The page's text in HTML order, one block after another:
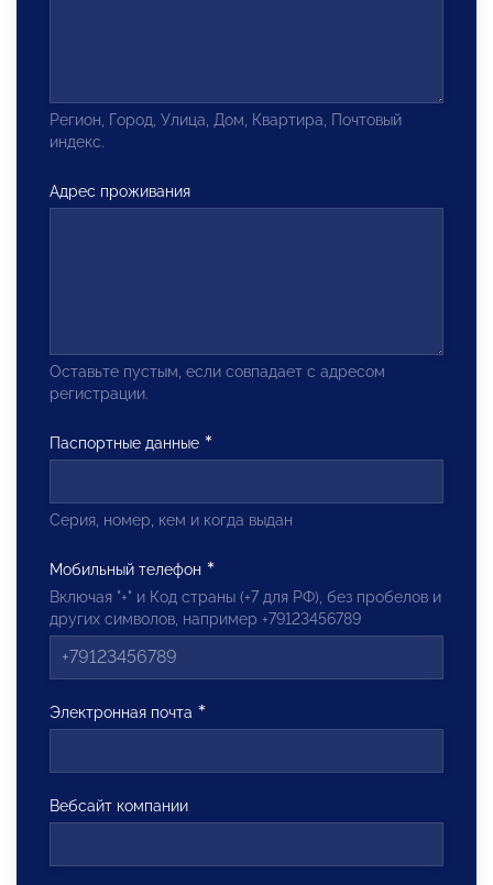
Регион, Город, Улица, Дом, Квартира, Почтовый
индекс.
Адрес проживания
Оставьте пустым, если совпадает с адресом
регистрации.
Паспортные данные
Серия, номер, кем и когда выдан
Мобильный телефон
Включая "+" и Код страны (+7 для РФ), без пробелов и
других символов, например +79123456789
Электронная почта
Вебсайт компании